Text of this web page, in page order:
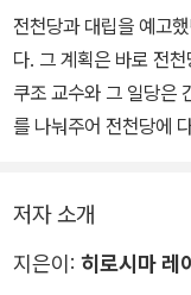
이번에도 주의를 기울
바람에 손님들에게 부
막상 이루어지자 시시
한다. 행운을 잡으려다
전천당과 대립을 예고
다. 그 계획은 바로 전
쿠조 교수와 그 일당은
를 나눠주어 전천당에
빵'을, 자기에게 잘 맞는
콩'을, 친구 사귀기가
저자 소개
지은이: 히로시마 레